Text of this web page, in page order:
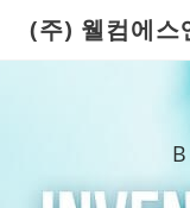
(주) 웰컴에스